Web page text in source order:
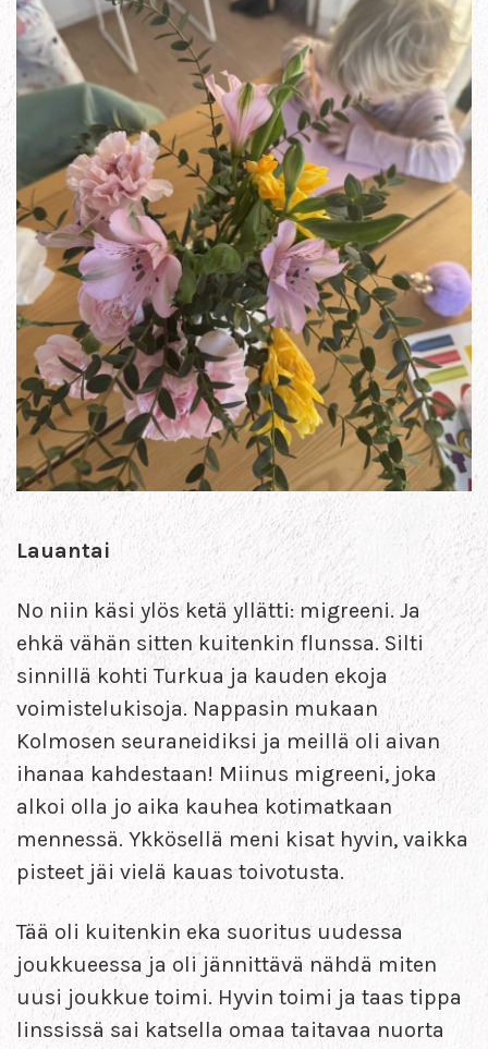
Lauantai
No niin käsi ylös ketä yllätti: migreeni. Ja
ehkä vähän sitten kuitenkin flunssa. Silti
sinnillä kohti Turkua ja kauden ekoja
voimistelukisoja. Nappasin mukaan
Kolmosen seuraneidiksi ja meillä oli aivan
ihanaa kahdestaan! Miinus migreeni, joka
alkoi olla jo aika kauhea kotimatkaan
mennessä. Ykkösellä meni kisat hyvin, vaikka
pisteet jäi vielä kauas toivotusta.
Tää oli kuitenkin eka suoritus uudessa
joukkueessa ja oli jännittävä nähdä miten
uusi joukkue toimi. Hyvin toimi ja taas tippa
linssissä sai katsella omaa taitavaa nuorta